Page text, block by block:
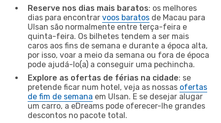
Reserve nos dias mais baratos: os melhores
dias para encontrar voos baratos de Macau para
Ulsan são normalmente entre terça-feira e
quinta-feira. Os bilhetes tendem a ser mais
caros aos fins de semana e durante a época alta,
por isso, voar a meio da semana ou fora de época
pode ajudá-lo(a) a conseguir uma pechincha.
Explore as ofertas de férias na cidade: se
pretende ficar num hotel, veja as nossas ofertas
de fim de semana em Ulsan. E se desejar alugar
um carro, a eDreams pode oferecer-lhe grandes
descontos no pacote total.